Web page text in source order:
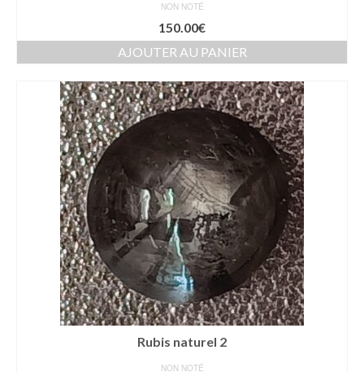
NON NOTÉ
150.00€
AJOUTER AU PANIER
Rubis naturel 2
NON NOTÉ